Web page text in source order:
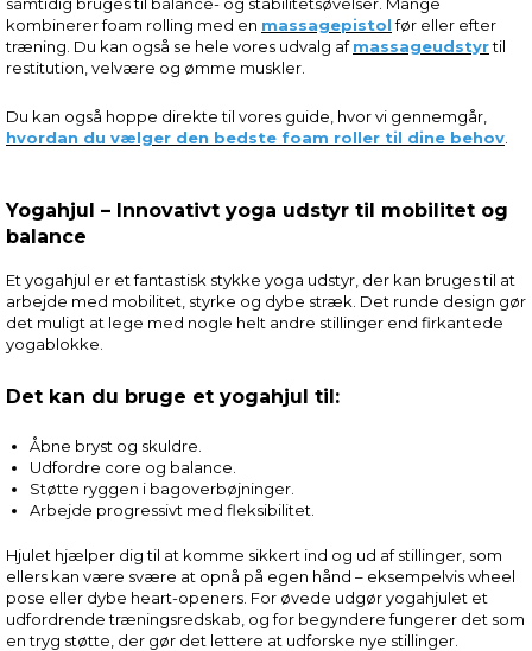
kombinerer foam rolling med en massagepistolfør eller efter
træning. Du kan også se hele vores udvalg afmassageudstyrtil
restitution, velvære og ømme muskler.
Du kan også hoppe direkte til vores guide, hvor vi gennemgår,
hvordan du vælger den bedste foam roller til dine behov.
Yogahjul – Innovativt yoga udstyr til mobilitet og
balance
Et yogahjul er et fantastisk stykke yoga udstyr, der kan bruges til at
arbejde med mobilitet, styrke og dybe stræk. Det runde design gør
det muligt at lege med nogle helt andre stillinger end firkantede
yogablokke.
Det kan du bruge et yogahjul til:
Åbne bryst og skuldre.
Udfordre core og balance.
Støtte ryggen i bagoverbøjninger.
Arbejde progressivt med fleksibilitet.
Hjulet hjælper dig til at komme sikkert ind og ud af stillinger, som
ellers kan være svære at opnå på egen hånd – eksempelvis wheel
pose eller dybe heart-openers. For øvede udgør yogahjulet et
udfordrende træningsredskab, og for begyndere fungerer det som
en tryg støtte, der gør det lettere at udforske nye stillinger.